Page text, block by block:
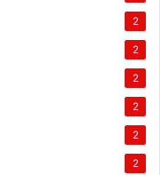
2
2
2
2
2
2